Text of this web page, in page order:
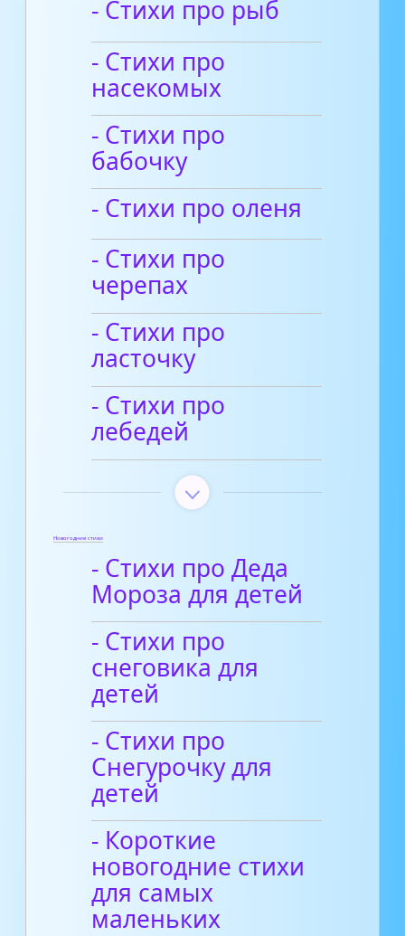
- Стихи про рыб
- Стихи про
насекомых
- Стихи про
бабочку
- Стихи про оленя
- Стихи про
черепах
- Стихи про
ласточку
- Стихи про
лебедей
Новогодние стихи
- Стихи про Деда
Мороза для детей
- Стихи про
снеговика для
детей
- Стихи про
Снегурочку для
детей
- Короткие
новогодние стихи
для самых
маленьких